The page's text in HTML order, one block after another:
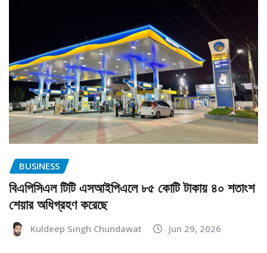
BUSINESS
বিএপিসিএল টিটি এসআইপিএলে ৮৫ কোটি টাকায় ৪০ শতাংশ
শেয়ার অধিগ্রহণ করেছে
Kuldeep Singh Chundawat Jun 29, 2026